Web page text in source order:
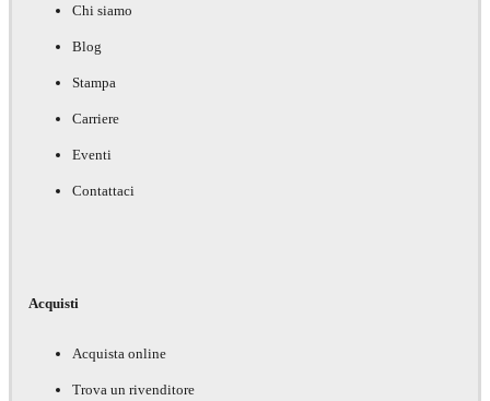
Chi siamo
Blog
Stampa
Carriere
Eventi
Contattaci
Acquisti
Acquista online
Trova un rivenditore